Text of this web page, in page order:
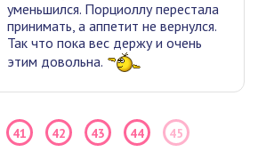
уменьшился. Порциоллу перестала
принимать, а аппетит не вернулся.
Так что пока вес держу и очень
этим довольна.
41 42 43 44 45